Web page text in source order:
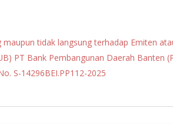
tidak langsung terhadap Emiten
PT Bank Pembangunan Daerah Banten
S-14296BEI.PP112-2025